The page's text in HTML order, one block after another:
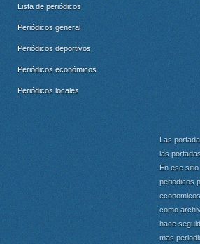
Lista de periódicos
Periódicos general
Periódicos deportivos
Periódicos económicos
Periódicos locales
Las
las
En ese
periodicos
como
hace
mas